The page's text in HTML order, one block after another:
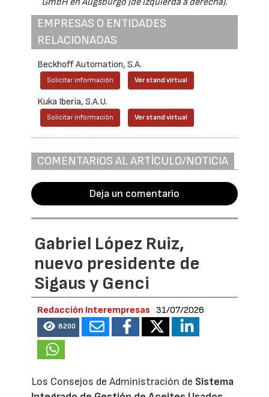
GmbH en Augsburgo (de izquierda a derecha).
EMPRESAS O ENTIDADES
RELACIONADAS
Beckhoff Automation, S.A.
Solicitar información Ver stand virtual
Kuka Iberia, S.A.U.
Solicitar información Ver stand virtual
COMENTARIOS AL ARTÍCULO/NOTICIA
Deja un comentario
Gabriel López Ruiz,
nuevo presidente de
Sigaus y Genci
Redacción Interempresas 31/07/2026
8200
Los Consejos de Administración de Sistema